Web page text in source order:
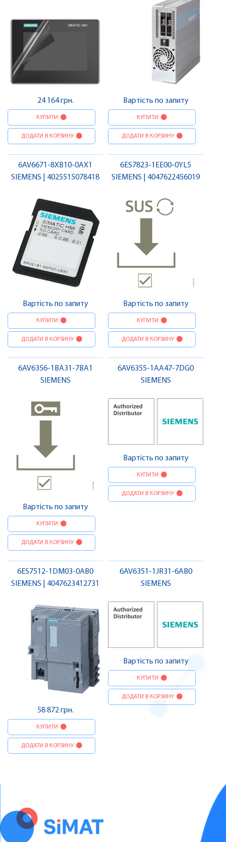
24 164 грн.
КУПИТИ
ДОДАТИ В КОРЗИНУ
Вартість по запиту
КУПИТИ
ДОДАТИ В КОРЗИНУ
6AV6671-8XB10-0AX1
SIEMENS | 4025515078418
Вартість по запиту
КУПИТИ
ДОДАТИ В КОРЗИНУ
6ES7823-1EE00-0YL5
SIEMENS | 4047622456019
Вартість по запиту
КУПИТИ
ДОДАТИ В КОРЗИНУ
6AV6356-1BA31-7BA1
SIEMENS
Вартість по запиту
КУПИТИ
ДОДАТИ В КОРЗИНУ
6AV6355-1AA47-7DG0
SIEMENS
Вартість по запиту
КУПИТИ
ДОДАТИ В КОРЗИНУ
6ES7512-1DM03-0AB0
SIEMENS | 4047623412731
58 872 грн.
КУПИТИ
ДОДАТИ В КОРЗИНУ
6AV6351-1JR31-6AB0
SIEMENS
Вартість по запиту
КУПИТИ
ДОДАТИ В КОРЗИНУ